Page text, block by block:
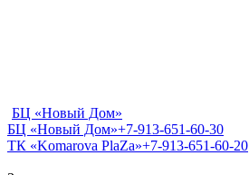
БЦ «Новый Дом»
БЦ «Новый Дом»+7-913-651-60-30
ТК «Komarova PlaZa»+7-913-651-60-20